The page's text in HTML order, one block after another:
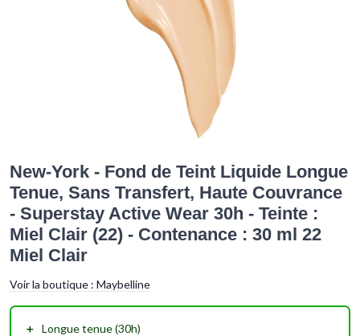
New-York - Fond de Teint Liquide Longue
Tenue, Sans Transfert, Haute Couvrance
- Superstay Active Wear 30h - Teinte :
Miel Clair (22) - Contenance : 30 ml 22
Miel Clair
Voir la boutique : Maybelline
＋ Longue tenue(30h)